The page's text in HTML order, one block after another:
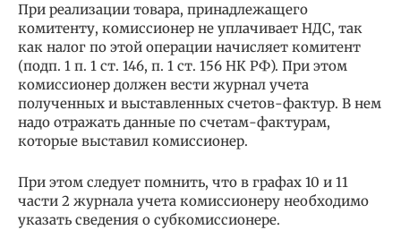
При реализации товара, принадлежащего
комитенту, комиссионер не уплачивает НДС, так
как налог по этой операции начисляет комитент
(подп. 1 п. 1 ст. 146, п. 1 ст. 156 НК РФ). При этом
комиссионер должен вести журнал учета
полученных и выставленных счетов-фактур. В нем
надо отражать данные по счетам-фактурам,
которые выставил комиссионер.
При этом следует помнить, что в графах 10 и 11
части 2 журнала учета комиссионеру необходимо
указать сведения о субкомиссионере.